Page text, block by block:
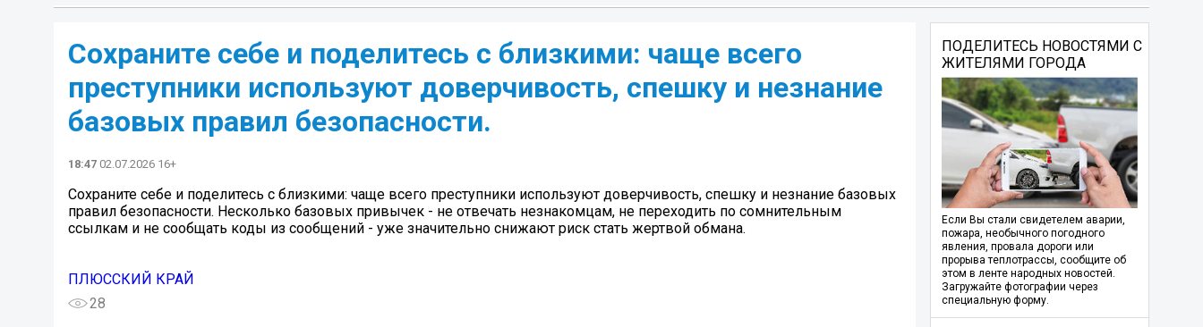
Сохраните себе и поделитесь с близкими: чаще всего
преступники используют доверчивость, спешку и незнание
базовых правил безопасности.
18:47 02.07.2026 16+
Сохраните себе и поделитесь с близкими: чаще всего преступники используют доверчивость, спешку и незнание базовых
правил безопасности. Несколько базовых привычек - не отвечать незнакомцам, не переходить по сомнительным
ссылкам и не сообщать коды из сообщений - уже значительно снижают риск стать жертвой обмана.
ПЛЮССКИЙ КРАЙ
28
ПОДЕЛИТЕСЬ НОВОСТЯМИ С
ЖИТЕЛЯМИ ГОРОДА
Если Вы стали свидетелем аварии,
пожара, необычного погодного
явления, провала дороги или
прорыва теплотрассы, сообщите об
этом в ленте народных новостей.
Загружайте фотографии через
специальную форму.